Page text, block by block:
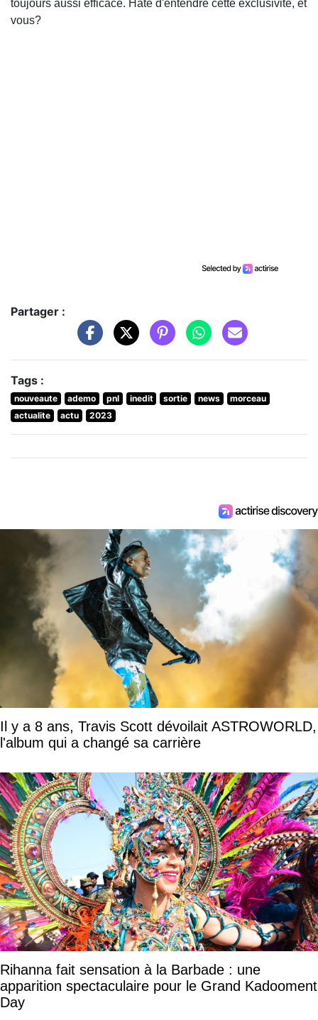
toujours aussi efficace. Hâte d'entendre cette exclusivité, et
vous?
Partager :
Tags :
nouveaute ademo pnl inedit sortie news
morceau
actualite
actu 2023
Il y a 8 ans, Travis Scott dévoilait ASTROWORLD,
l'album qui a changé sa carrière
Rihanna fait sensation à la Barbade : une
apparition spectaculaire pour le Grand Kadooment
Day